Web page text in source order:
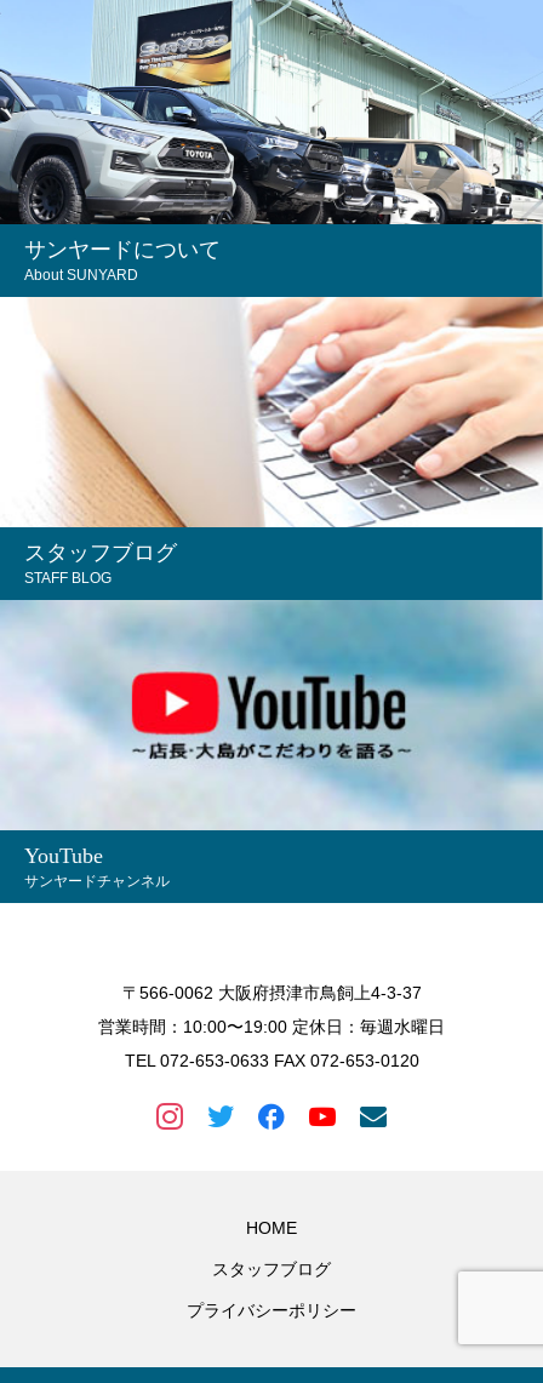
サンヤードについて
About SUNYARD
スタッフブログ
STAFF BLOG
YouTube
サンヤードチャンネル
〒566-0062 大阪府摂津市鳥飼上4-3-37
営業時間：10:00〜19:00 定休日：毎週水曜日
TEL 072-653-0633 FAX 072-653-0120
HOME
スタッフブログ
プライバシーポリシー